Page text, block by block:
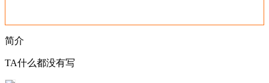
简介
TA什么都没有写